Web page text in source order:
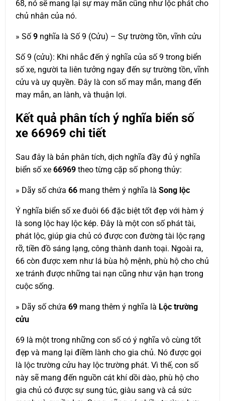
68, nó sẽ mang lại sự may mắn cũng như lộc phát cho
chủ nhân của nó.
» Số9 nghĩa là Số 9 (Cửu) – Sự trường tồn, vĩnh cửu
Số 9 (cửu): Khi nhắc đến ý nghĩa của số 9 trong biển
số xe, người ta liên tưởng ngay đến sự trường tồn, vĩnh
cửu và uy quyền. Đây là con số may mắn, mang đến
may mắn, an lành, và thuận lợi.
Kết quả phân tích ý nghĩa biển số
xe 66969 chi tiết
Sau đây là bản phân tích, dịch nghĩa đầy đủ ý nghĩa
biển số xe 66969 theo từng cặp số phong thủy:
» Dãy số chứa 66 mang thêm ý nghĩa là Song lộc
Ý nghĩa biển số xe đuôi 66 đặc biệt tốt đẹp với hàm ý
là song lộc hay lộc kép. Đây là một con số phát tài,
phát lộc, giúp gia chủ có được con đường tài lộc rạng
rỡ, tiền đồ sáng lạng, công thành danh toại. Ngoài ra,
66 còn được xem như lá bùa hộ mệnh, phù hộ cho chủ
xe tránh được những tai nạn cũng như vận hạn trong
cuộc sống.
» Dãy số chứa 69 mang thêm ý nghĩa là Lộc trường
cửu
69 là một trong những con số có ý nghĩa vô cùng tốt
đẹp và mang lại điềm lành cho gia chủ. Nó được gọi
là lộc trường cửu hay lộc trường phát. Vì thế, con số
này sẽ mang đến nguồn cát khí dồi dào, phù hộ cho
gia chủ có được sự sung túc, giàu sang và cả sức